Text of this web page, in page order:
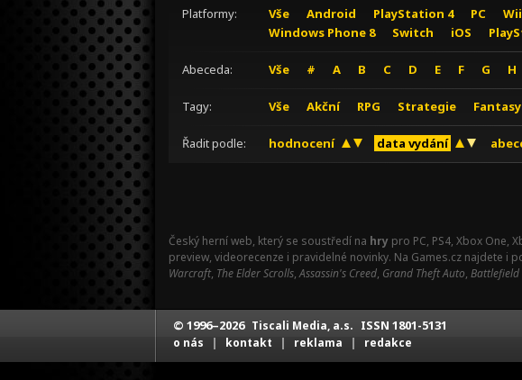
Platformy: Vše Android PlayStation 4 PC Wii
Windows Phone 8
Switch iOS
Abeceda: Vše # A B C D E F G H
Tagy: Vše Akční RPG Strategie Fantasy
Řadit podle: hodnocení data vydání
Český herní web, který se soustředí na hry pro PC, PS4, Xbox One,
preview, videorecenze i pravidelné novinky. Na Games.cz najdete i
Warcraft, The Elder Scrolls,Assassin's Creed, Grand Theft Auto, Battlefield
© 1996–2026 Tiscali Media, a.s. ISSN 1801-5131
o nás | kontakt | reklama | redakce